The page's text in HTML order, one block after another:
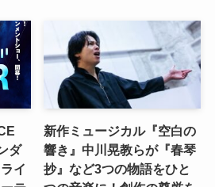
ダ
イ
新作ミュージカル『空白の
響き』中川晃教らが『春琴
抄』など3つの物語をひと